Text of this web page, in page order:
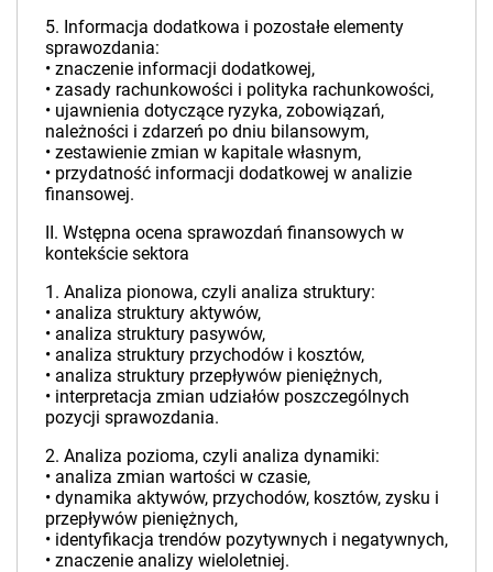
5. Informacja dodatkowa i pozostałe elementy
sprawozdania:
• znaczenie informacji dodatkowej,
• zasady rachunkowości i polityka rachunkowości,
• ujawnienia dotyczące ryzyka, zobowiązań,
należności i zdarzeń po dniu bilansowym,
• zestawienie zmian w kapitale własnym,
• przydatność informacji dodatkowej w analizie
finansowej.
II. Wstępna ocena sprawozdań finansowych w
kontekście sektora
1. Analiza pionowa, czyli analiza struktury:
• analiza struktury aktywów,
• analiza struktury pasywów,
• analiza struktury przychodów i kosztów,
• analiza struktury przepływów pieniężnych,
• interpretacja zmian udziałów poszczególnych
pozycji sprawozdania.
2. Analiza pozioma, czyli analiza dynamiki:
• analiza zmian wartości w czasie,
• dynamika aktywów, przychodów, kosztów, zysku i
przepływów pieniężnych,
• identyfikacja trendów pozytywnych i negatywnych,
• znaczenie analizy wieloletniej.